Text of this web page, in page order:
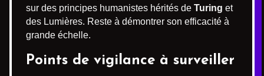
sur des principes humanistes hérités de Turing et
des Lumières. Reste à démontrer son efficacité à
grande échelle.
Points de vigilance à surveiller